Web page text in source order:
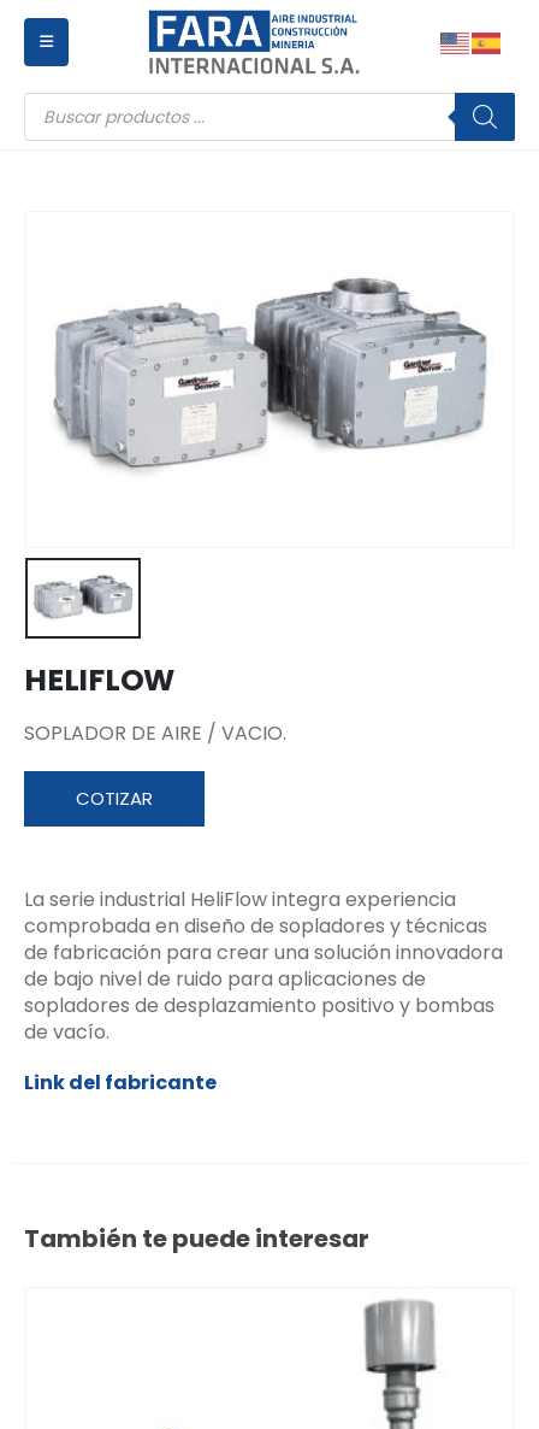
Búsqueda
de
productos
HELIFLOW
SOPLADOR DE AIRE / VACIO.
COTIZAR
La serie industrial HeliFlow integra experiencia
comprobada en diseño de sopladores y técnicas
de fabricación para crear una solución innovadora
de bajo nivel de ruido para aplicaciones de
sopladores de desplazamiento positivo y bombas
de vacío.
Link del fabricante
También te puede interesar